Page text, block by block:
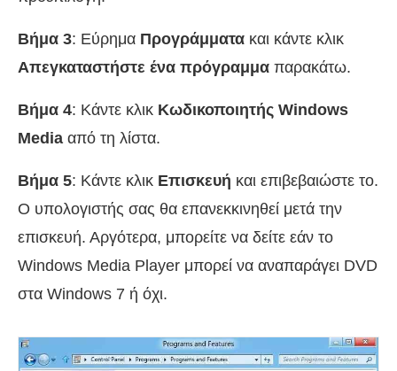
Βήμα 3: Εύρημα Προγράμματα και κάντε κλικ
Απεγκαταστήστε ένα πρόγραμμα παρακάτω.
Βήμα 4: Κάντε κλικ Κωδικοποιητής Windows
Media από τη λίστα.
Βήμα 5: Κάντε κλικ Επισκευή και επιβεβαιώστε το.
Ο υπολογιστής σας θα επανεκκινηθεί μετά την
επισκευή. Αργότερα, μπορείτε να δείτε εάν το
Windows Media Player μπορεί να αναπαράγει DVD
στα Windows 7 ή όχι.